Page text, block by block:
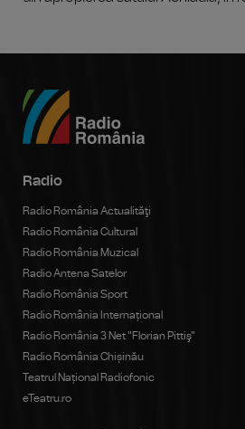
Radio
Radio România Actualităţi
Radio România Cultural
Radio România Muzical
Radio Antena Satelor
Radio România Sport
Radio România Internațional
Radio România 3 Net "Florian Pittiş"
Radio România Chișinău
Teatrul Național Radiofonic
eTeatru.ro